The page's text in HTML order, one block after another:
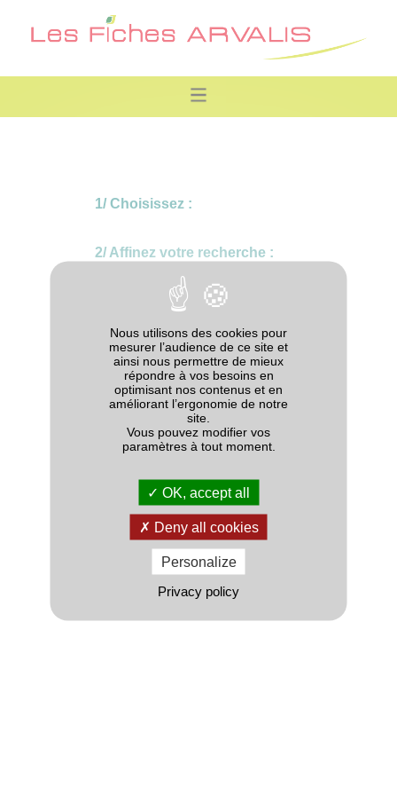
1/ Choisissez :
2/ Affinez votre recherche :
Nous utilisons des cookies pour
mesurer l’audience de ce site et
ainsi nous permettre de mieux
répondre à vos besoins en
optimisant nos contenus et en
améliorant l’ergonomie de notre
site.
Vous pouvez modifier vos
paramètres à tout moment.
OK, accept all
Deny all cookies
Personalize
Privacy policy